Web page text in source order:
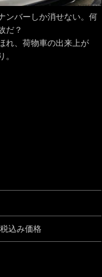
ンバーしか消せない。何
だ？
れ、荷物車の出来上が
り。
込み価格